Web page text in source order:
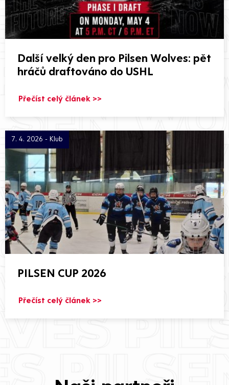
Další velký den pro Pilsen Wolves: pět
hráčů draftováno do USHL
Přečíst celý článek >>
7. 4. 2026 - Klub
PILSEN CUP 2026
Přečíst celý článek >>